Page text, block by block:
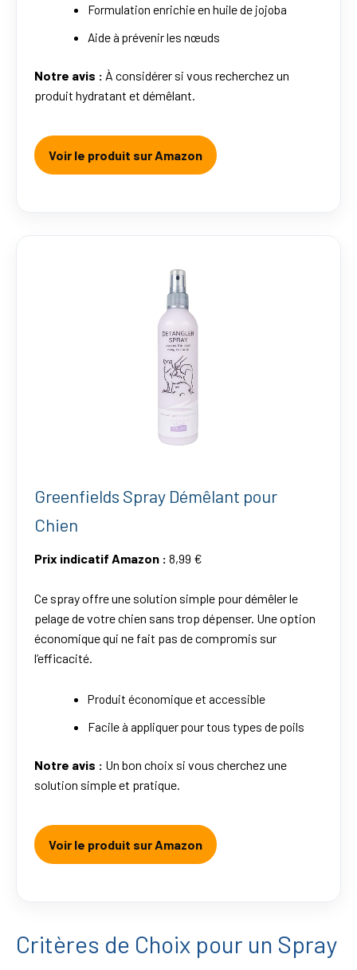
Formulation enrichie en huile de jojoba
Aide à prévenir les nœuds
Notre avis : À considérer si vous recherchez un
produit hydratant et démêlant.
Voir le produit sur Amazon
Greenfields Spray Démêlant pour
Chien
Prix indicatif Amazon : 8,99 €
Ce spray offre une solution simple pour démêler le
pelage de votre chien sans trop dépenser. Une option
économique qui ne fait pas de compromis sur
l’efficacité.
Produit économique et accessible
Facile à appliquer pour tous types de poils
Notre avis : Un bon choix si vous cherchez une
solution simple et pratique.
Voir le produit sur Amazon
Critères de Choix pour un Spray